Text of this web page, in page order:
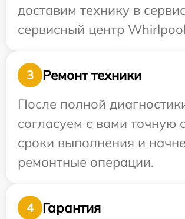
доставим технику в
сервисный центр
3
Ремонт техники
После полной
согласуем с вами точную
сроки выполнения и
ремонтные операции.
4 Гарантия